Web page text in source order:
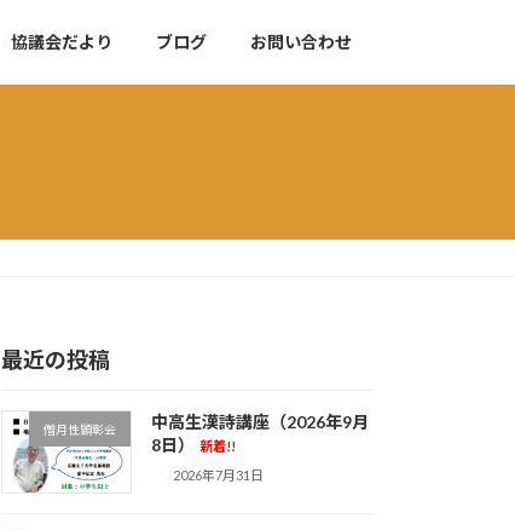
協議会だより ブログ お問い合わせ
最近の投稿
僧月性顕彰会
中高生漢詩講座（2026年9月
8日）
新着!!
2026年7月31日